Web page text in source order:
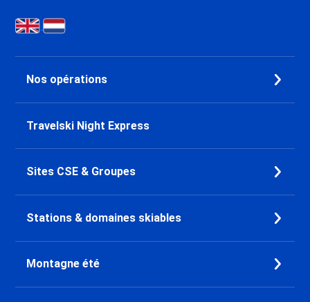
Nos opérations
Travelski Night Express
Sites CSE & Groupes
Stations & domaines skiables
Montagne été